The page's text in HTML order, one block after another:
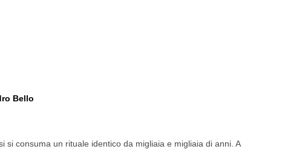
Bello
si consuma un rituale identico da migliaia e migliaia di anni. A